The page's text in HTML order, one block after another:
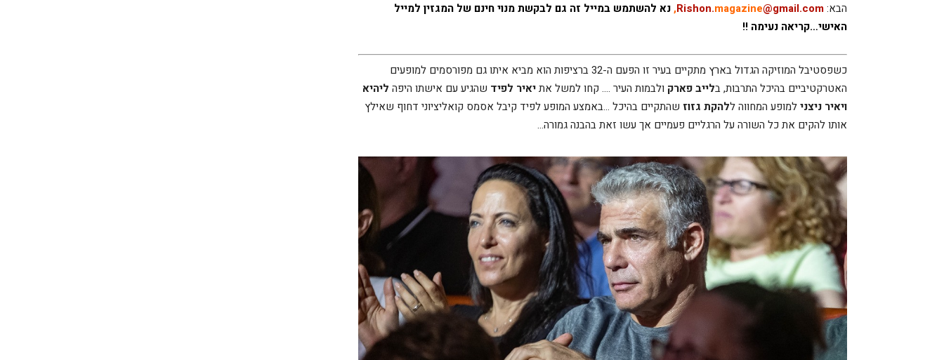
הבא:
Rishon.magazine@gmail.com
‬,נא להשתמש במייל זה גם לבקשת מנוי חינם של המגזין למייל
האישי…קריאה נעימה !!
כשפסטיבל המוזיקה הגדול בארץ מתקיים בעיר זו הפעם ה-32 ברציפות הוא מביא איתו גם מפורסמים למופעים
האטרקטיביים בהיכל התרבות, בלייב פארק ולבמות העיר …. קחו למשל אתיאיר לפיד שהגיע עם אישתו היפה ליהיא
ויאיר ניצנילמופע המחווה ללהקת גזוז שהתקיים בהיכל …באמצע המופע לפיד קיבל אסמס קואליציוני דחוף שאילץ
אותו להקים את כל השורה על הרגליים פעמיים אך עשו זאת בהבנה גמורה…